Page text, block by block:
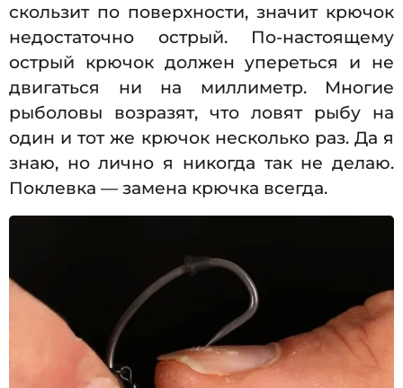
скользит по поверхности, значит крючок
недостаточно острый. По-настоящему
острый крючок должен упереться и не
двигаться ни на миллиметр. Многие
рыболовы возразят, что ловят рыбу на
один и тот же крючок несколько раз. Да я
знаю, но лично я никогда так не делаю.
Поклевка — замена крючка всегда.